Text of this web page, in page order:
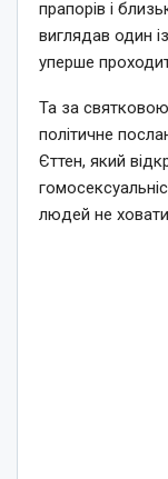
прапорів і
виглядав один
уперше
Та за
політичне
Єттен, який
людей не